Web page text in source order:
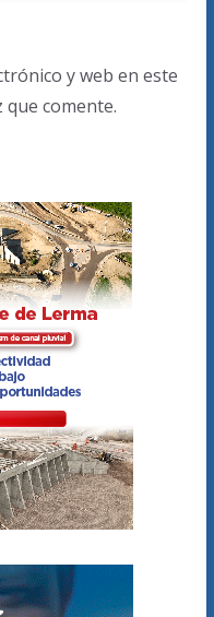
y web en este
comente.